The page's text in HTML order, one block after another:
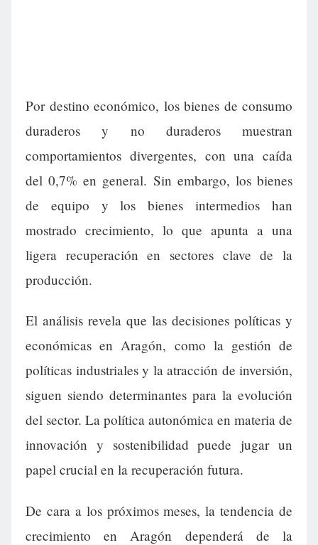
Por destino económico, los bienes de consumo
duraderos y no duraderos muestran
comportamientos divergentes, con una caída
del 0,7% en general. Sin embargo, los bienes
de equipo y los bienes intermedios han
mostrado crecimiento, lo que apunta a una
ligera recuperación en sectores clave de la
producción.
El análisis revela que las decisiones políticas y
económicas en Aragón, como la gestión de
políticas industriales y la atracción de inversión,
siguen siendo determinantes para la evolución
del sector. La política autonómica en materia de
innovación y sostenibilidad puede jugar un
papel crucial en la recuperación futura.
De cara a los próximos meses, la tendencia de
crecimiento en Aragón dependerá de la